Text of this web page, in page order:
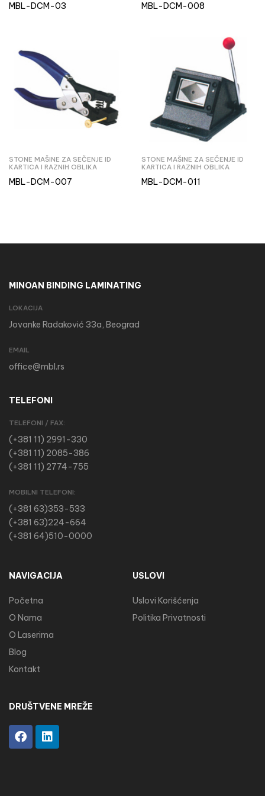
MBL-DCM-03 MBL-DCM-008
STONE MAŠINE ZA SEČENJE ID
KARTICA I RAZNIH OBLIKA
MBL-DCM-007
STONE MAŠINE ZA SEČENJE ID
KARTICA I RAZNIH OBLIKA
MBL-DCM-011
MINOAN BINDING LAMINATING
LOKACIJA
Jovanke Radaković 33a, Beograd
EMAIL
office@mbl.rs
TELEFONI
TELEFONI / FAX:
(+381 11) 2991-330
(+381 11) 2085-386
(+381 11) 2774-755
MOBILNI TELEFONI:
(+381 63)353-533
(+381 63)224-664
(+381 64)510-0000
NAVIGACIJA
Početna
O Nama
O Laserima
Blog
Kontakt
USLOVI
Uslovi Korišćenja
Politika Privatnosti
DRUŠTVENE MREŽE